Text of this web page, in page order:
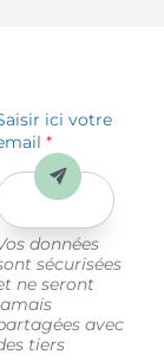
ici votre
*
données
sécurisées
ne seront
avec
tiers
Envoyer